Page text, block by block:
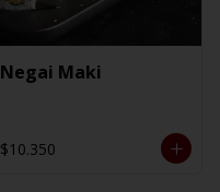
Negai Maki
$10.350